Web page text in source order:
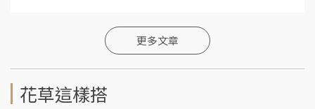
更多文章
花草這樣搭